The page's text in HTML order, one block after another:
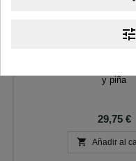
y piña
Precio
29,75 €
 Añadir al
tune